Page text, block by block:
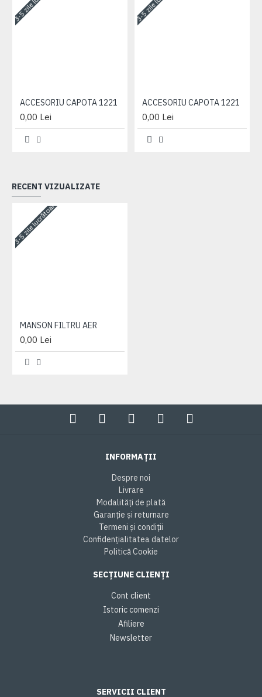
ACCESORIU CAPOTA 1221
0,00 Lei
ACCESORIU CAPOTA 1221
0,00 Lei
RECENT VIZUALIZATE
3-5 zile lucrătoare
MANSON FILTRU AER
0,00 Lei
INFORMAȚII
Despre noi
Livrare
Modalități de plată
Garanție și returnare
Termeni și condiții
Confidențialitatea datelor
Politică Cookie
SECȚIUNE CLIENȚI
Cont client
Istoric comenzi
Afiliere
Newsletter
SERVICII CLIENT